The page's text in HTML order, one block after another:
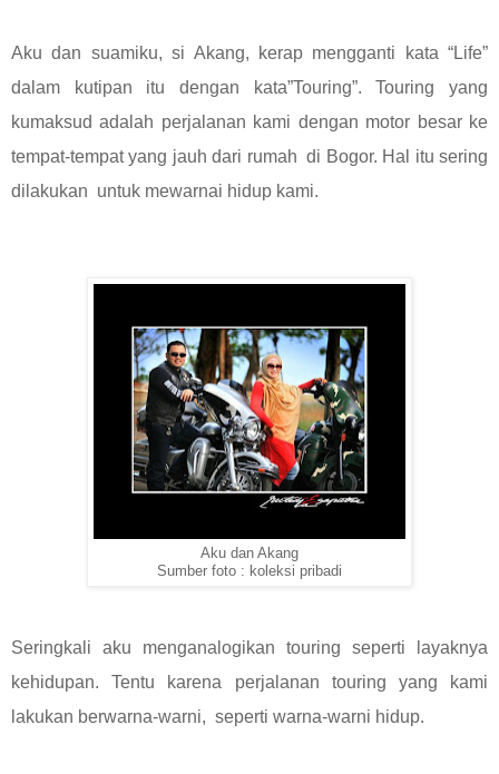
Aku dan suamiku, si Akang, kerap mengganti kata “Life”
dalam kutipan itu dengan kata”Touring”. Touring yang
kumaksud adalah perjalanan kami dengan motor besar ke
tempat-tempat yang jauh dari rumah di Bogor. Hal itu sering
dilakukan untuk mewarnai hidup kami.
Aku dan Akang
Sumber foto : koleksi pribadi
Seringkali aku menganalogikan touring seperti layaknya
kehidupan. Tentu karena perjalanan touring yang kami
lakukan berwarna-warni, seperti warna-warni hidup.